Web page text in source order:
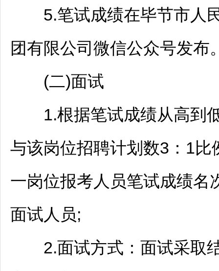
5.笔试成绩在毕节市人
团有限公司微信公众号发布
(二)面试
1.根据笔试成绩从高到低
与该岗位招聘计划数3：1比
一岗位报考人员笔试成绩名
面试人员;
2.面试方式：面试采取结